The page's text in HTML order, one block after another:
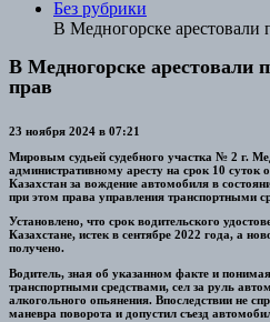
Без рубрики
В Медногорске арестовали
В Медногорске арестовали
прав
23 ноября 2024 в 07:21
Мировым судьей судебного участка № 2 г.
административному аресту на срок 10 суток
Казахстан за вождение автомобиля в
при этом права управления транспортными
Установлено, что срок водительского
Казахстане, истек в сентябре 2022 года, а
получено.
Водитель, зная об указанном факте и
транспортными средствами, сел за руль
алкогольного опьянения. Впоследствии не
маневра поворота и допустил съезд